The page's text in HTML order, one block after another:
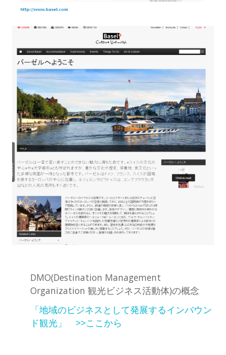
DMO(Destination Management
Organization 観光ビジネス活動体)の概念
「地域のビジネスとして発展するインバウン
ド観光」 >>ここから